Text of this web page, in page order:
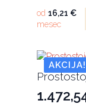
od 16,21 €
mesec
AKCIJA!
Izvirna